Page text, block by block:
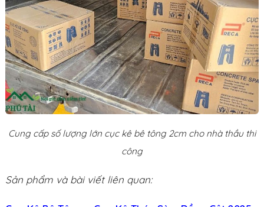
Cung cấp số lượng lớn cục kê bê tông 2cm cho nhà thầu thi
công
Sản phẩm và bài viết liên quan: